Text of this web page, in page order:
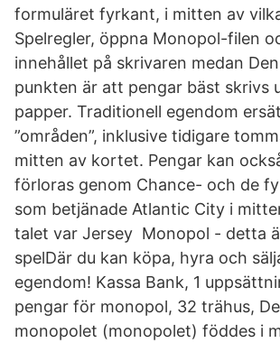
formuläret fyrkant, i mitten av
Spelregler, öppna Monopol-filen
innehållet på skrivaren medan
punkten är att pengar bäst skrivs
papper. Traditionell egendom
”områden”, inklusive tidigare
mitten av kortet. Pengar kan
förloras genom Chance- och de
som betjänade Atlantic City i
talet var Jersey Monopol - detta
spelDär du kan köpa, hyra och
egendom! Kassa Bank, 1
pengar för monopol, 32 trähus,
monopolet (monopolet) föddes i